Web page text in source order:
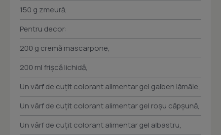
150 g zmeură,
Pentru decor:
200 g cremă mascarpone,
200 ml frișcă lichidă,
Un vârf de cuțit colorant alimentar gel galben lămâie,
Un vârf de cuțit colorant alimentar gel roșu căpșună,
Un vârf de cuțit colorant alimentar gel albastru,